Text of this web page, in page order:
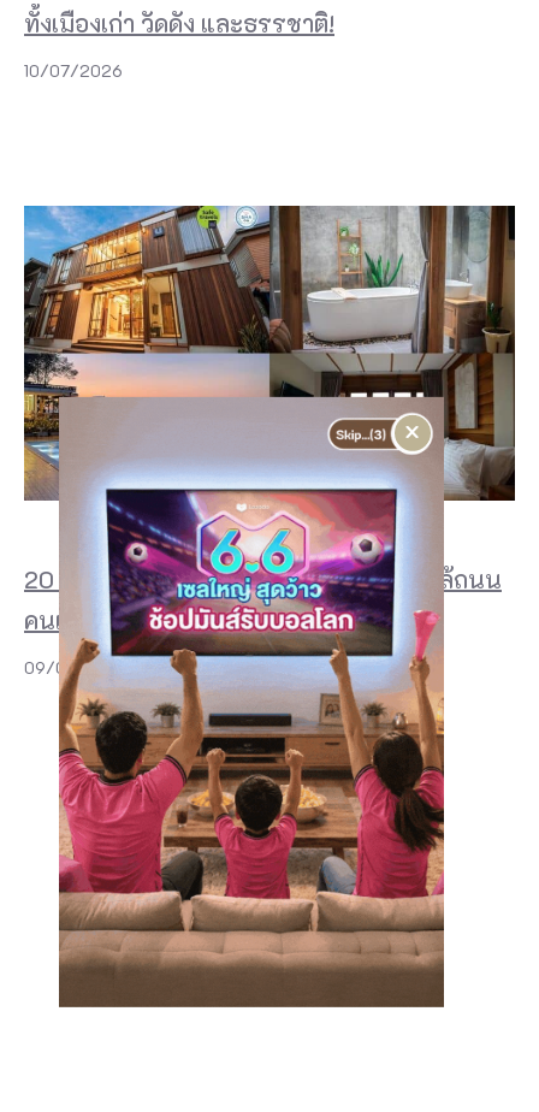
ทั้งเมืองเก่า วัดดัง และธรรชาติ!
10/07/2026
20 ที่พักเชียงคาน 2026 สวย ๆ ริมโขง ใกล้ถนน
คนเดิน และฟีลบ้านไม้สุดอบอุ่น
09/07/2026
×